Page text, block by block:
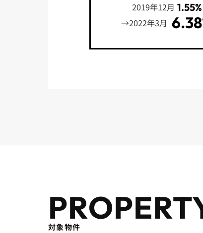
2019年12月 1.55%
→2022年3月
対象物件